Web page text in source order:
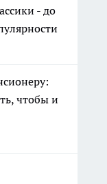
- до
чтобы и